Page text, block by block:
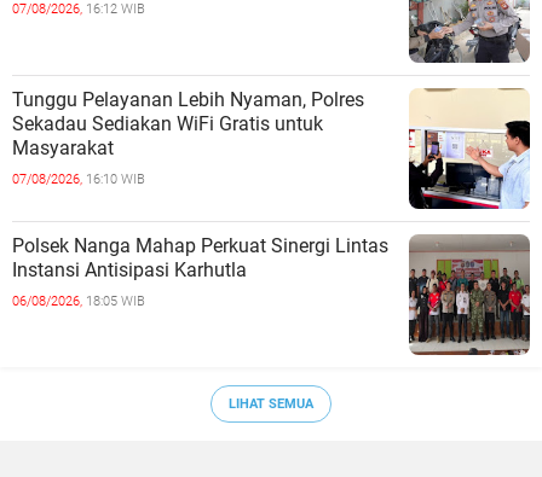
07/08/2026, 16:12 WIB
Tunggu Pelayanan Lebih Nyaman, Polres
Sekadau Sediakan WiFi Gratis untuk
Masyarakat
07/08/2026, 16:10 WIB
Polsek Nanga Mahap Perkuat Sinergi Lintas
Instansi Antisipasi Karhutla
06/08/2026, 18:05 WIB
LIHAT SEMUA